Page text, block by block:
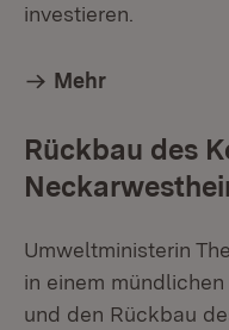
investieren.
Mehr
Rückbau des
Umweltministerin
in einem
und den Rückbau